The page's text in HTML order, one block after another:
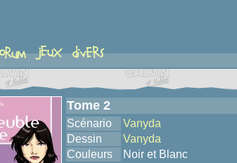
Tome 2
Scénario
Vanyda
Dessin
Vanyda
Couleurs
Noir et Blanc